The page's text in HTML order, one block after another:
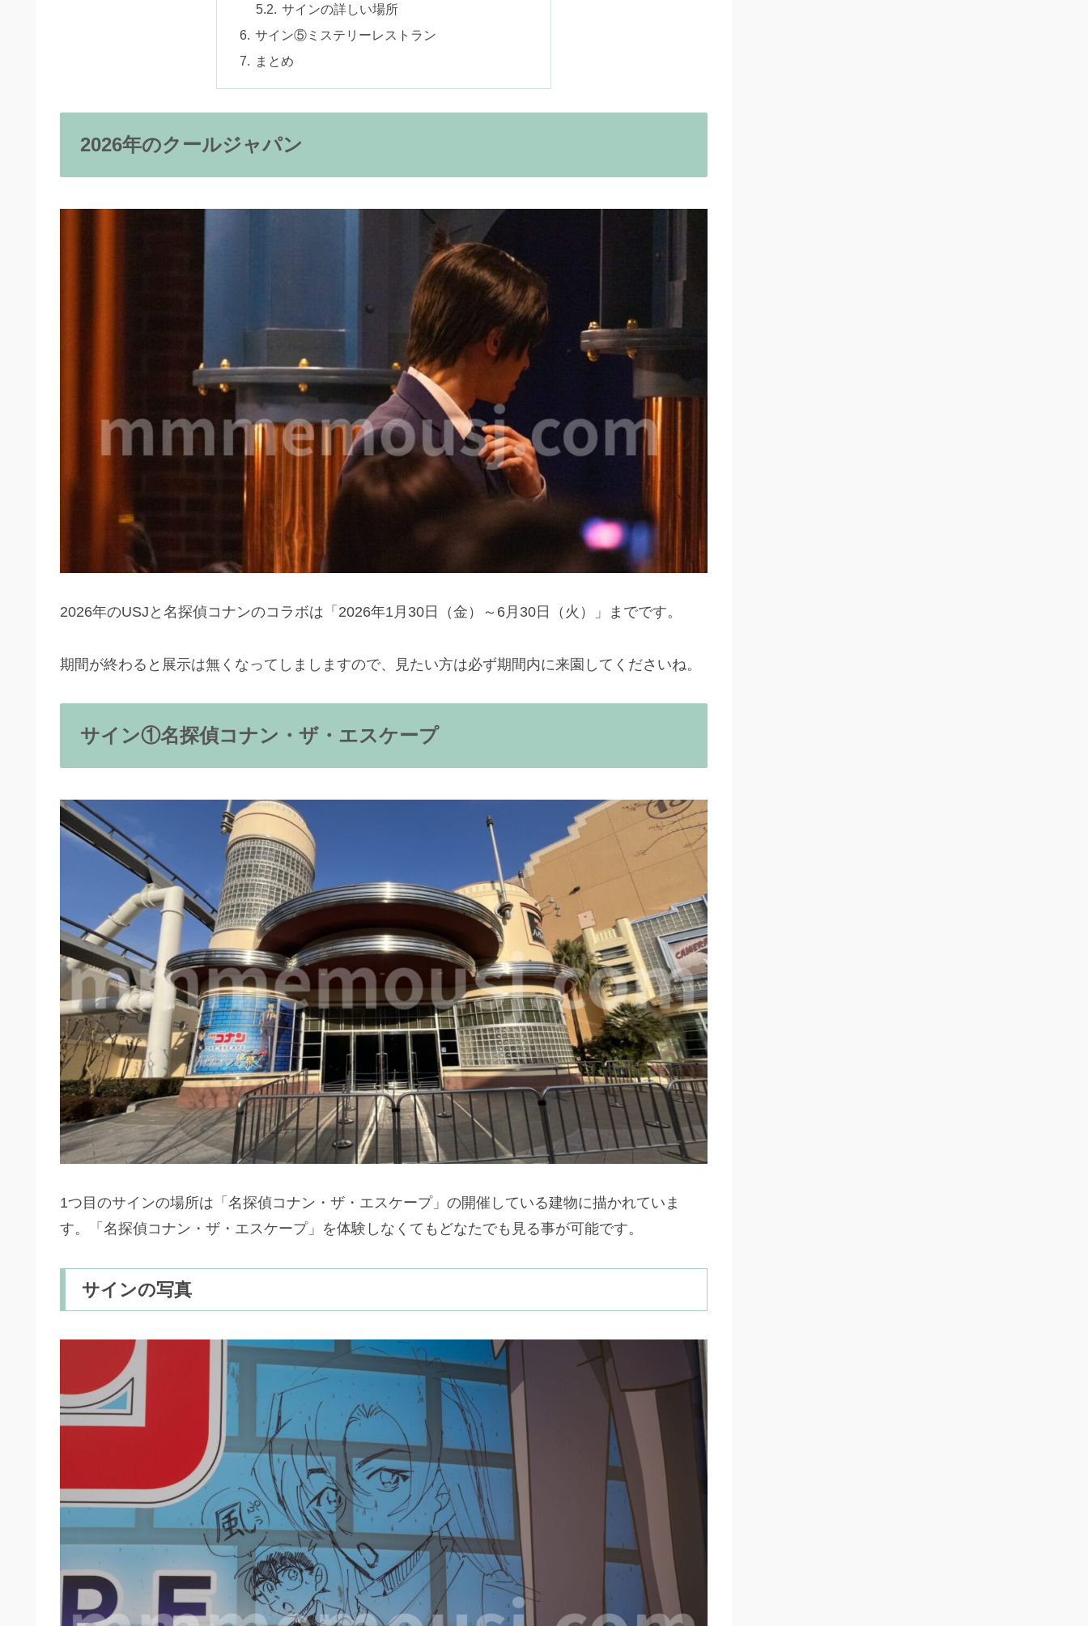
サインの詳しい場所
サイン⑤ミステリーレストラン
まとめ
2026年のクールジャパン
2026年のUSJと名探偵コナンのコラボは「2026年1月30日（金）～6月30日（火）」までです。
期間が終わると展示は無くなってしましますので、見たい方は必ず期間内に来園してくださいね。
サイン①名探偵コナン・ザ・エスケープ
1つ目のサインの場所は「名探偵コナン・ザ・エスケープ」の開催している建物に描かれていま
す。「名探偵コナン・ザ・エスケープ」を体験しなくてもどなたでも見る事が可能です。
サインの写真